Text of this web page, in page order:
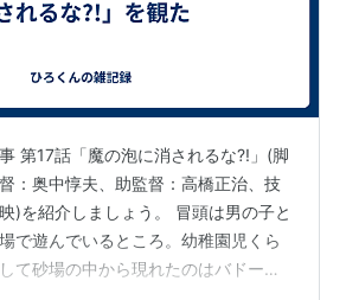
第17話「魔の泡に消されるな?!」(脚
：奥中惇夫、助監督：高橋正治、技
)を紹介しましょう。 冒頭は男の子と
で遊んでいるところ。幼稚園児くら
て砂場の中から現れたのはバドーの